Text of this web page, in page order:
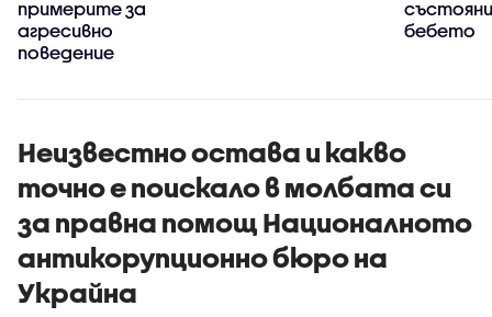
примерите за
агресивно
поведение
бебето
Неизвестно остава и какво
точно е поискало в молбата си
за правна помощ Националното
антикорупционно бюро на
Украйна